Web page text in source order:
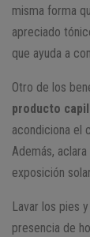
misma forma
apreciado
que ayuda a
Otro de los
producto
acondiciona el
Además,
exposición
Lavar los pies
presencia de